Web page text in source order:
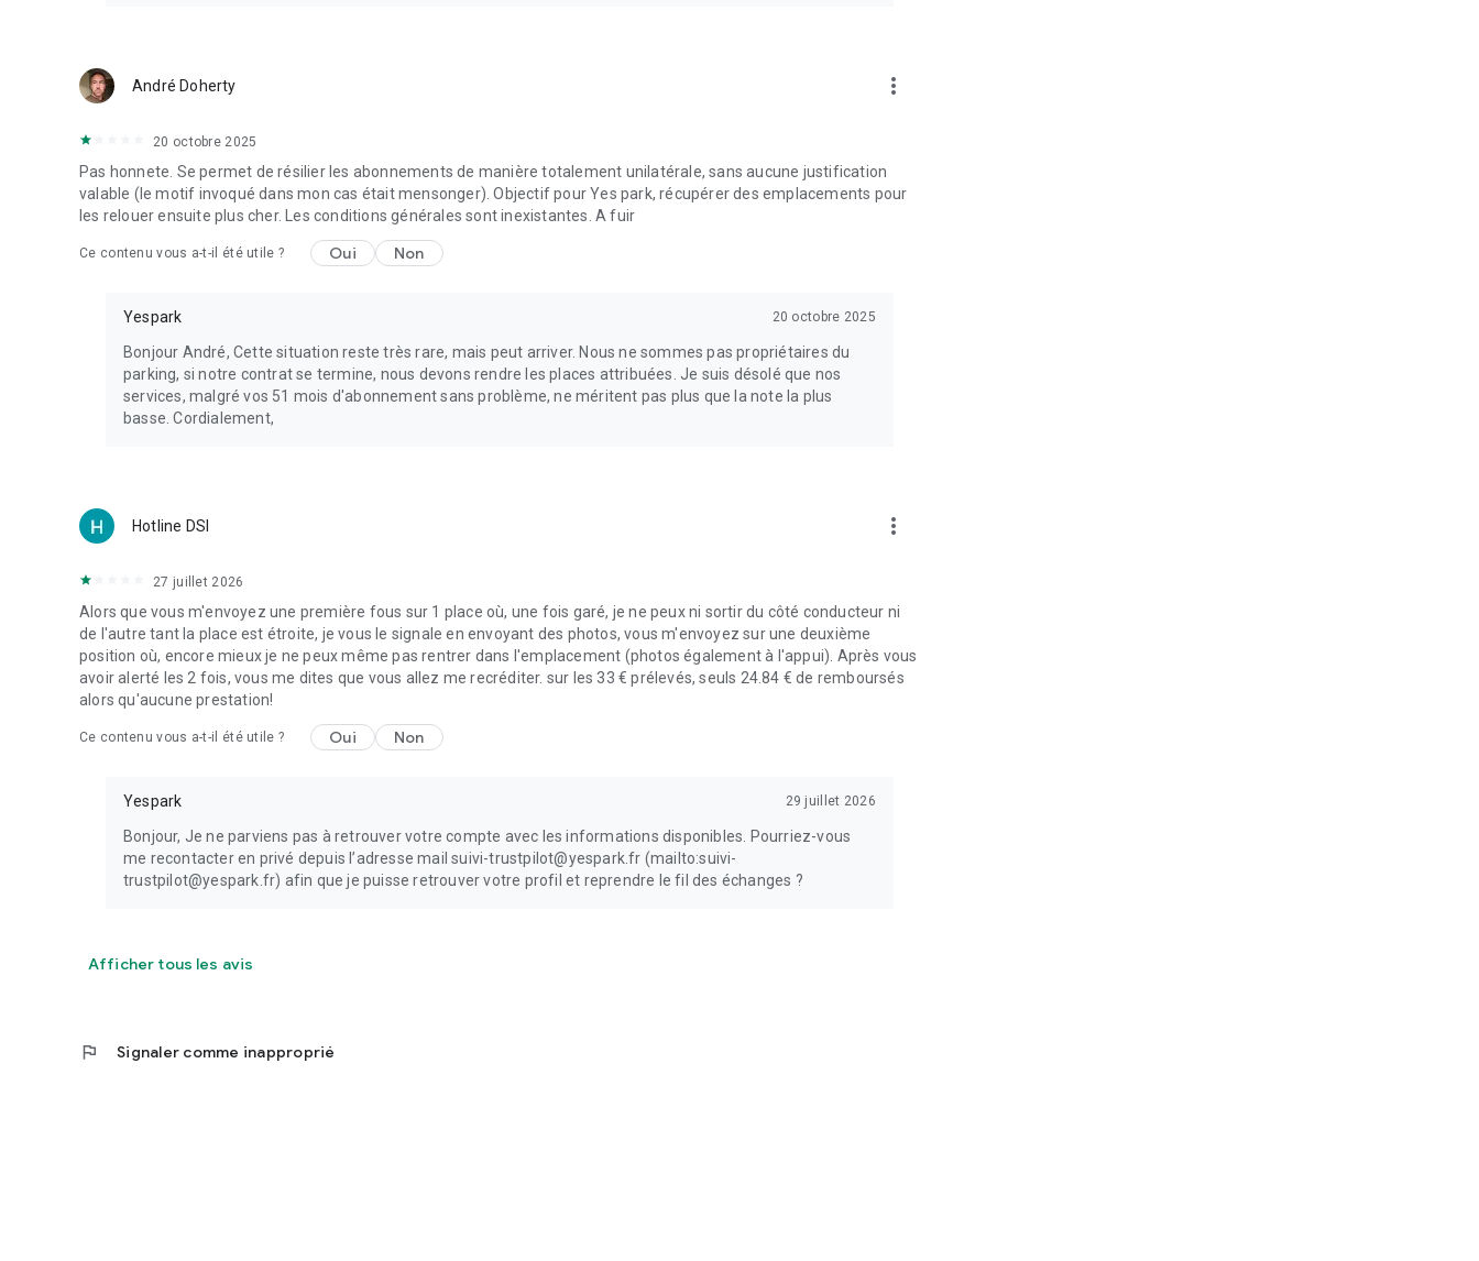
André Doherty more_vert
20 octobre 2025
Pas honnete. Se permet de résilier les abonnements de manière totalement unilatérale, sans aucune justification
valable (le motif invoqué dans mon cas était mensonger). Objectif pour Yes park, récupérer des emplacements pour
les relouer ensuite plus cher. Les conditions générales sont inexistantes. A fuir
Ce contenu vous a-t-il été utile ? Oui Non
Yespark 20 octobre 2025
Bonjour André, Cette situation reste très rare, mais peut arriver. Nous ne sommes pas propriétaires du
parking, si notre contrat se termine, nous devons rendre les places attribuées. Je suis désolé que nos
services, malgré vos 51 mois d'abonnement sans problème, ne méritent pas plus que la note la plus
basse. Cordialement,
Hotline DSI more_vert
27 juillet 2026
Alors que vous m'envoyez une première fous sur 1 place où, une fois garé, je ne peux ni sortir du côté conducteur ni
de l'autre tant la place est étroite, je vous le signale en envoyant des photos, vous m'envoyez sur une deuxième
position où, encore mieux je ne peux même pas rentrer dans l'emplacement (photos également à l'appui). Après vous
avoir alerté les 2 fois, vous me dites que vous allez me recréditer. sur les 33 € prélevés, seuls 24.84 € de remboursés
alors qu'aucune prestation!
Ce contenu vous a-t-il été utile ? Oui Non
Yespark 29 juillet 2026
Bonjour, Je ne parviens pas à retrouver votre compte avec les informations disponibles. Pourriez-vous
me recontacter en privé depuis l’adresse mail suivi-trustpilot@yespark.fr (mailto:suivi-
trustpilot@yespark.fr) afin que je puisse retrouver votre profil et reprendre le fil des échanges ?
Afficher tous les avis
flag Signaler comme inapproprié